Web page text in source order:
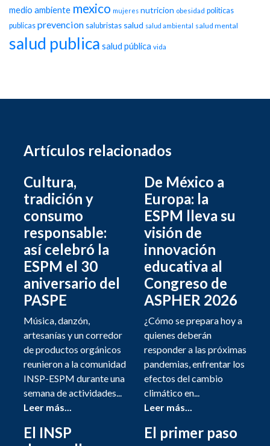
medio ambiente mexico mujeres nutricion obesidad politicas
publicas prevencion salubristas salud salud ambiental salud mental
salud publica salud pública vida
Artículos relacionados
Cultura,
tradición y
consumo
responsable:
así celebró la
ESPM el 30
aniversario del
PASPE
Música, danzón,
artesanías y un corredor
de productos orgánicos
reunieron a la comunidad
INSP-ESPM durante una
semana de actividades...
Leer más...
De México a
Europa: la
ESPM lleva su
visión de
innovación
educativa al
Congreso de
ASPHER 2026
¿Cómo se prepara hoy a
quienes deberán
responder a las próximas
pandemias, enfrentar los
efectos del cambio
climático en...
Leer más...
El INSP
El primer paso